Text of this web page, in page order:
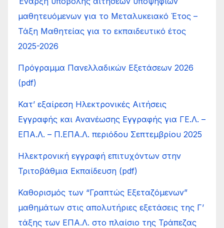
μαθητευόμενων για το Μεταλυκειακό Έτος –
Τάξη Μαθητείας για το εκπαιδευτικό έτος
2025-2026
Πρόγραμμα Πανελλαδικών Εξετάσεων 2026
(pdf)
Κατ’ εξαίρεση Ηλεκτρονικές Αιτήσεις
Εγγραφής και Ανανέωσης Εγγραφής για ΓΕ.Λ. –
ΕΠΑ.Λ. – Π.ΕΠΑ.Λ. περιόδου Σεπτεμβρίου 2025
Ηλεκτρονική εγγραφή επιτυχόντων στην
Τριτοβάθμια Εκπαίδευση (pdf)
Καθορισμός των “Γραπτώς Εξεταζόμενων”
μαθημάτων στις απολυτήριες εξετάσεις της Γ’
τάξης των ΕΠΑ.Λ. στο πλαίσιο της Τράπεζας